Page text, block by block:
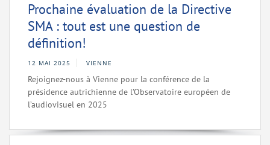
Prochaine évaluation de la Directive
SMA : tout est une question de
définition!
12 MAI 2025 VIENNE
Rejoignez-nous à Vienne pour la conférence de la
présidence autrichienne de l’Observatoire européen de
l’audiovisuel en 2025